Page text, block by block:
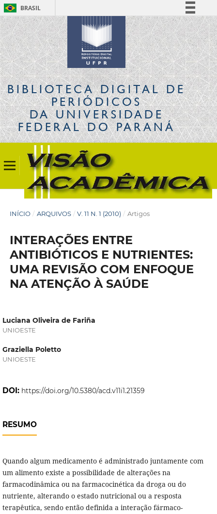
BRASIL
Simplifique!
Comunica BR
Participe
Acesso à informação
Legislação
Canais
BIBLIOTECA DIGITALDE
PERIÓDICOS
DA UNIVERSIDADE
FEDERAL DO PARANÁ
INÍCIO / ARQUIVOS / V. 11 N. 1 (2010) / Artigos
INTERAÇÕES ENTRE
ANTIBIÓTICOS E NUTRIENTES:
UMA REVISÃO COM ENFOQUE
NA ATENÇÃO À SAÚDE
Luciana Oliveira de Fariña
UNIOESTE
Graziella Poletto
UNIOESTE
DOI: https://doi.org/10.5380/acd.v11i1.21359
RESUMO
Quando algum medicamento é administrado juntamente com
um alimento existe a possibilidade de alterações na
farmacodinâmica ou na farmacocinética da droga ou do
nutriente, alterando o estado nutricional ou a resposta
terapêutica, sendo então definida a interação fármaco-